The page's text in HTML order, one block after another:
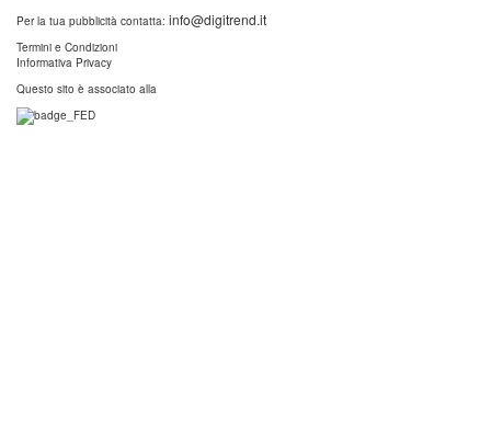
Per la tua pubblicità contatta: info@digitrend.it
Termini e Condizioni
Informativa Privacy
Questo sito è associato alla